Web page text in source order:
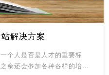
解决方案
个人是否是人才的重要标
余还会参加各种各样的培训